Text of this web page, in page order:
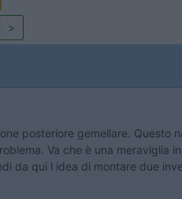
>
posteriore gemellare. Questo
Va che è una meraviglia
qui l idea di montare due